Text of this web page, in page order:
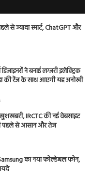
से ज्यादा स्मार्ट, ChatGPT और
ने बनाई लग्जरी इलेक्ट्रिक
की रेंज के साथ आएगी यह अनोखी
IRCTC की नई वेबसाइट
पहले से आसान और तेज
का नया फोल्डेबल फोन,